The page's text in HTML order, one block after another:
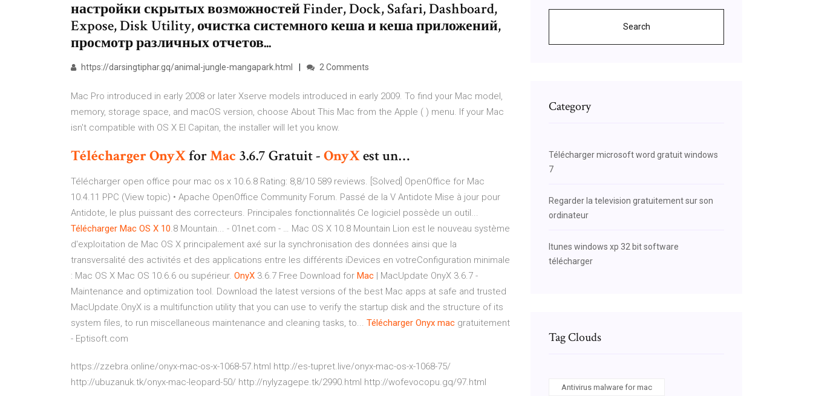
настройки скрытых возможностей Finder, Dock, Safari, Dashboard,
Expose, Disk Utility, очистка системного кеша и кеша приложений,
просмотр различных отчетов...
https://darsingtiphar.gq/animal-jungle-mangapark.html 2 Comments
Mac Pro introduced in early 2008 or later Xserve models introduced in early 2009. To find your Mac model,
memory, storage space, and macOS version, choose About This Mac from the Apple ( ) menu. If your Mac
isn't compatible with OS X El Capitan, the installer will let you know.
TéléchargerOnyXforMac 3.6.7 Gratuit -OnyXest un…
Télécharger open office pour mac os x 10.6.8 Rating: 8,8/10 589 reviews. [Solved] OpenOffice for Mac
10.4.11 PPC (View topic) • Apache OpenOffice Community Forum. Passé de la V Antidote Mise à jour pour
Antidote, le plus puissant des correcteurs. Principales fonctionnalités Ce logiciel possède un outil...
Télécharger Mac OS X 10.8 Mountain... - 01net.com - … Mac OS X 10.8 Mountain Lion est le nouveau système
d'exploitation de Mac OS X principalement axé sur la synchronisation des données ainsi que la
transversalité des activités et des applications entre les différents iDevices en votreConfiguration minimale
: Mac OS X Mac OS 10.6.6 ou supérieur. OnyX 3.6.7 Free Download for Mac | MacUpdate OnyX 3.6.7 -
Maintenance and optimization tool. Download the latest versions of the best Mac apps at safe and trusted
MacUpdate.OnyX is a multifunction utility that you can use to verify the startup disk and the structure of its
system files, to run miscellaneous maintenance and cleaning tasks, to... Télécharger Onyx mac gratuitement
- Eptisoft.com
https://zzebra.online/onyx-mac-os-x-1068-57.html http://es-tupret.live/onyx-mac-os-x-1068-75/
http://ubuzanuk.tk/onyx-mac-leopard-50/ http://nylyzagepe.tk/2990.html http://wofevocopu.gq/97.html
Search
Category
Télécharger microsoft word gratuit windows
7
Regarder la television gratuitement sur son
ordinateur
Itunes windows xp 32 bit software
télécharger
Tag Clouds
Antivirus malware for mac